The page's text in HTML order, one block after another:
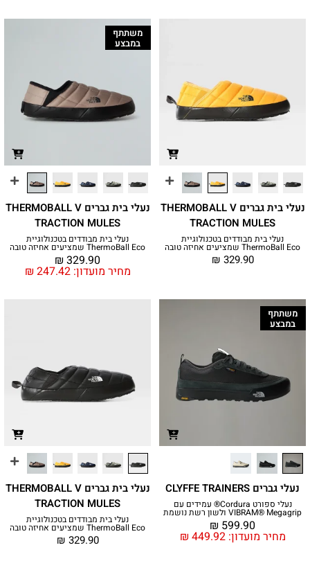
נעלי בית גברים THERMOBALL V
TRACTION MULES
נעלי בית מבודדים בטכנולוגיית
ThermoBall Eco שמציעים אחיזה טובה
₪ 329.90
משתתף
במבצע
נעלי בית גברים THERMOBALL V
TRACTION MULES
נעלי בית מבודדים בטכנולוגיית
ThermoBall Eco שמציעים אחיזה טובה
מחיר מועדון: ₪ 247.42
₪ 329.90
משתתף
במבצע
נעלי גברים CLYFFE TRAINERS
נעלי ספורט Cordura® עמידים עם
VIBRAM® Megagrip ולשון רשת נושמת
מחיר מועדון: ₪ 449.92
₪ 599.90
נעלי בית גברים THERMOBALL V
TRACTION MULES
נעלי בית מבודדים בטכנולוגיית
ThermoBall Eco שמציעים אחיזה טובה
₪ 329.90